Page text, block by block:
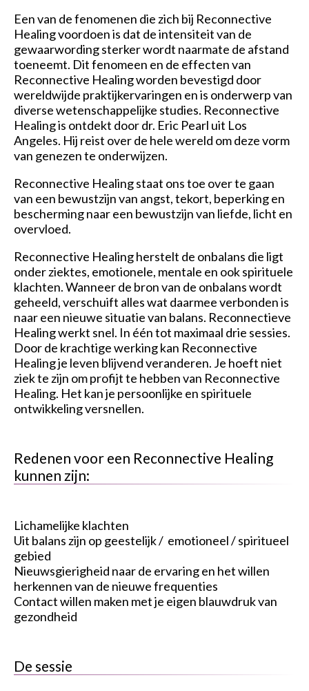
Een van de fenomenen die zich bij Reconnective
Healing voordoen is dat de intensiteit van de
gewaarwording sterker wordt naarmate de afstand
toeneemt. Dit fenomeen en de effecten van
Reconnective Healing worden bevestigd door
wereldwijde praktijkervaringen en is onderwerp van
diverse wetenschappelijke studies. Reconnective
Healing is ontdekt door dr. Eric Pearl uit Los
Angeles. Hij reist over de hele wereld om deze vorm
van genezen te onderwijzen.
Reconnective Healing staat ons toe over te gaan
van een bewustzijn van angst, tekort, beperking en
bescherming naar een bewustzijn van liefde, licht en
overvloed.
Reconnective Healing herstelt de onbalans die ligt
onder ziektes, emotionele, mentale en ook spirituele
klachten. Wanneer de bron van de onbalans wordt
geheeld, verschuift alles wat daarmee verbonden is
naar een nieuwe situatie van balans. Reconnectieve
Healing werkt snel. In één tot maximaal drie sessies.
Door de krachtige werking kan Reconnective
Healing je leven blijvend veranderen. Je hoeft niet
ziek te zijn om profijt te hebben van Reconnective
Healing. Het kan je persoonlijke en spirituele
ontwikkeling versnellen.
Redenen voor een Reconnective Healing
kunnen zijn:
Lichamelijke klachten
Uit balans zijn op geestelijk / emotioneel / spiritueel
gebied
Nieuwsgierigheid naar de ervaring en het willen
herkennen van de nieuwe frequenties
Contact willen maken met je eigen blauwdruk van
gezondheid
De sessie